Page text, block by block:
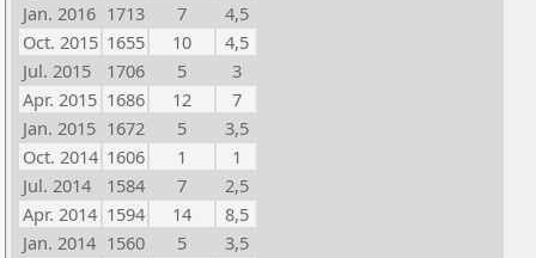
Jan. 2016 1713 7
4,5
Oct. 2015 1655 10
4,5
Jul. 2015
1706 5
3
Apr. 2015 1686 12
7
Jan. 2015 1672 5
3,5
Oct. 2014 1606 1
1
Jul. 2014
1584 7
2,5
Apr. 2014 1594 14
8,5
Jan. 2014 1560 5
3,5